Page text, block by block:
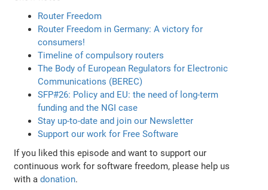
Router Freedom
Router Freedom in Germany: A victory for
consumers!
Timeline of compulsory routers
The Body of European Regulators for Electronic
Communications (BEREC)
SFP#26: Policy and EU: the need of long-term
funding and the NGI case
Stay up-to-date and join our Newsletter
Support our work for Free Software
If you liked this episode and want to support our
continuous work for software freedom, please help us
with adonation.